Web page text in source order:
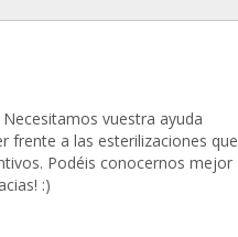
vuestra ayuda
frente a las esterilizaciones que
Podéis conocernos mejor
:)